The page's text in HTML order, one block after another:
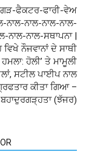
ਫੈਕਟਰ-ਫਾਰੀ-ਵੇਅ
ਨਾਲ-ਨਾਲ-ਨਾਲ-ਨਾਲ-
ਨਾਲ-ਨਾਲ-ਸਥਾਪਨਾ |
ਨੌਜਵਾਨਾਂ ਦੇ ਸਾਥੀ
ਹੋਲੀ’ ਤੇ ਮਾਮੂਲੀ
ਸਟੀਲ ਪਾਈਪ ਨਾਲ
ਕੀਤਾ ਗਿਆ –
ਬਹਾਦੁਰਗੜ੍ਹਤਾ (ਝੱਜਰ)